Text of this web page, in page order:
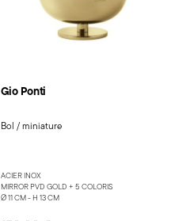
Gio Ponti
Bol / miniature
ACIER INOX
MIRROR PVD GOLD + 5 COLORIS
Ø 11 CM - H 13 CM